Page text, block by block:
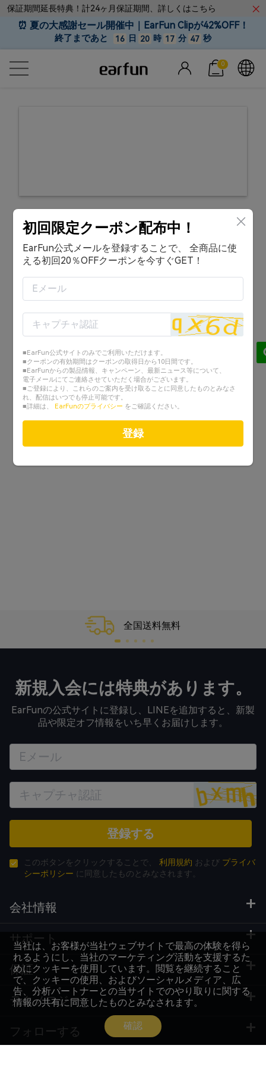
保証期間延長特典！計24ヶ月保証期間、詳しくはこちら
⏰ 夏の大感謝セール開催中｜EarFun Clipが42%OFF！
終了まであと 16 日 20 時 17 分 47 秒
0
全国送料無料
新規入会には特典があります。
EarFunの公式サイトに登録し、LINEを追加すると、新製
品や限定オフ情報をいち早くお届けします。
登録する
このボタンをクリックすることで、 利用規約 および プライバ
シーポリシー に同意したものとみなされます。
会社情報
サポート
保証
テクノロジー
フォローする
初回限定クーポン配布中！
EarFun公式メールを登録することで、 全商品に使
える初回20％OFFクーポンを今すぐGET！
■EarFun公式サイトのみでご利用いただけます。
■クーポンの有効期間はクーポンの取得日から10日間です。
■EarFunからの製品情報、キャンペーン、最新ニュース等について、
電子メールにてご連絡させていただく場合がございます。
■ご登録により、これらのご案内を受け取ることに同意したものとみなさ
れ、配信はいつでも停止可能です。
■詳細は、 EarFunのプライバシー をご確認ください。
登録
当社は、お客様が当社ウェブサイトで最高の体験を得ら
れるようにし、当社のマーケティング活動を支援するた
めにクッキーを使用しています。閲覧を継続すること
で、クッキーの使用、およびソーシャルメディア、広
告、分析パートナーとの当サイトでのやり取りに関する
情報の共有に同意したものとみなされます。
確認